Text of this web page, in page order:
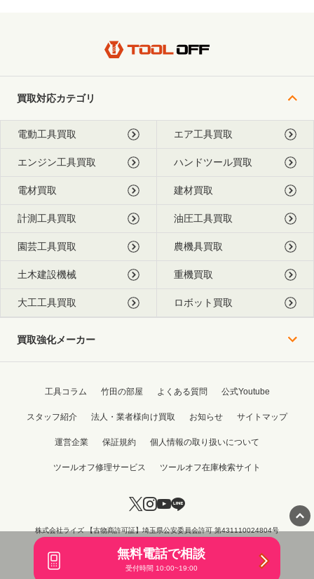
無料電話で相談
受付時間 10:00~19:00
買取対応カテゴリ
電動工具買取 エア工具買取
エンジン工具買取 ハンドツール買取
電材買取 建材買取
計測工具買取 油圧工具買取
園芸工具買取 農機具買取
土木建設機械 重機買取
大工工具買取 ロボット買取
買取強化メーカー
工具コラム 竹田の部屋 よくある質問 公式Youtube
スタッフ紹介 法人・業者様向け買取 お知らせ サイトマップ
運営企業 保証規約 個人情報の取り扱いについて
ツールオフ修理サービス ツールオフ在庫検索サイト
株式会社ライズ 【古物商許可証】埼玉県公安委員会許可 第431110024804号